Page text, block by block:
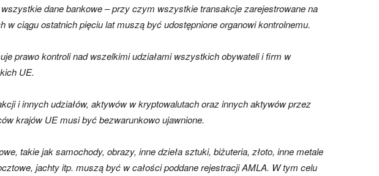
dane bankowe – przy czym wszystkie transakcje zarejestrowane na
w ciągu ostatnich pięciu lat muszą być udostępnione organowi kontrolnemu.
prawo kontroli nad wszelkimi udziałami wszystkich obywateli i firm w
UE.
i innych udziałów, aktywów w kryptowalutach oraz innych aktywów przez
krajów UE musi być bezwarunkowo ujawnione.
takie jak samochody, obrazy, inne dzieła sztuki, biżuteria, złoto, inne metale
jachty itp. muszą być w całości poddane rejestracji AMLA. W tym celu